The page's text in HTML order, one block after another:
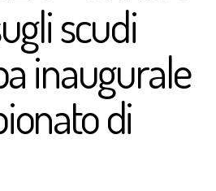
scudi
inaugurale
di